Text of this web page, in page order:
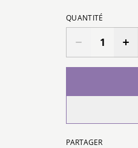
QUANTITÉ
PARTAGER